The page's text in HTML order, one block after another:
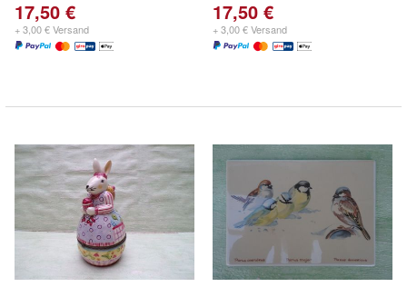
17,50 €
+ 3,00 € Versand
17,50 €
+ 3,00 € Versand